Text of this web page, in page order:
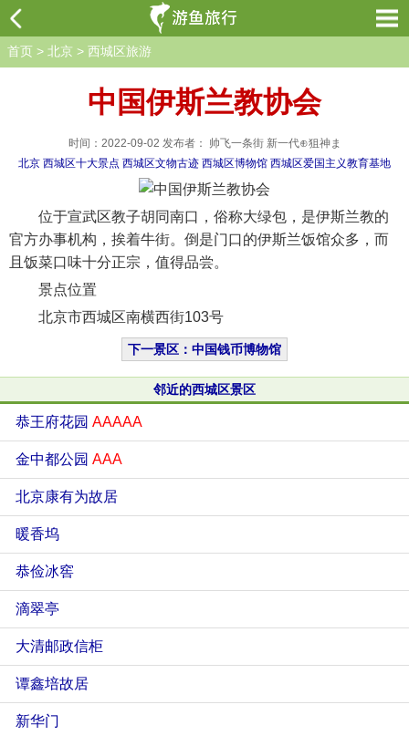
首页 > 北京 > 西城区旅游
中国伊斯兰教协会
时间：2022-09-02 发布者： 帅飞一条街 新一代⊕狙神ま
北京 西城区十大景点 西城区文物古迹 西城区博物馆 西城区爱国主义教育基地
位于宣武区教子胡同南口，俗称大绿包，是伊斯兰教的
官方办事机构，挨着牛街。倒是门口的伊斯兰饭馆众多，而
且饭菜口味十分正宗，值得品尝。
景点位置
北京市西城区南横西街103号
下一景区：中国钱币博物馆
邻近的西城区景区
恭王府花园 AAAAA
金中都公园 AAA
北京康有为故居
暖香坞
恭俭冰窖
滴翠亭
大清邮政信柜
谭鑫培故居
新华门